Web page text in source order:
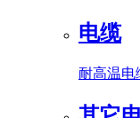
电缆
耐高温电